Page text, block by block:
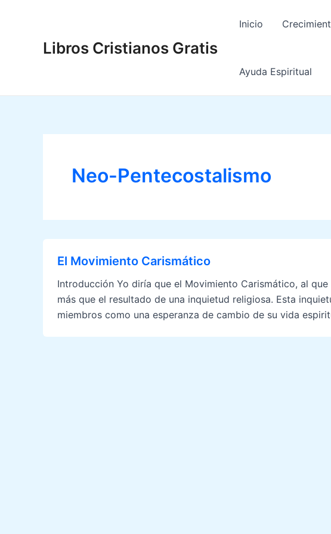
Libros Cristianos Gratis
Inicio
Ayuda Espiritual
Neo-Pentecostalismo
El Movimiento Carismático
Introducción Yo diría que el Movimiento Carismático, al
más que el resultado de una inquietud religiosa. Esta
miembros como una esperanza de cambio de su vida